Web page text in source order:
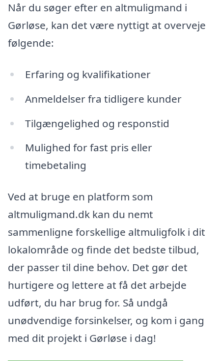
Når du søger efter en altmuligmand i
Gørløse, kan det være nyttigt at overveje
følgende:
Erfaring og kvalifikationer
Anmeldelser fra tidligere kunder
Tilgængelighed og responstid
Mulighed for fast pris eller
timebetaling
Ved at bruge en platform som
altmuligmand.dk kan du nemt
sammenligne forskellige altmuligfolk i dit
lokalområde og finde det bedste tilbud,
der passer til dine behov. Det gør det
hurtigere og lettere at få det arbejde
udført, du har brug for. Så undgå
unødvendige forsinkelser, og kom i gang
med dit projekt i Gørløse i dag!